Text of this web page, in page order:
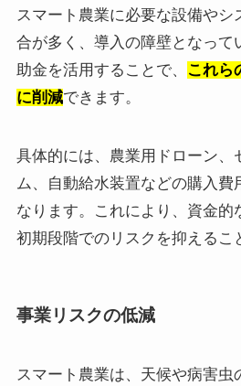
スマート農業に必要な設備や
合が多く、導入の障壁となって
助金を活用することで、
これら
に削減できます。
具体的には、農業用ドローン、
ム、自動給水装置などの購入費
なります。これにより、資金的
初期段階でのリスクを抑えるこ
事業リスクの低減
スマート農業は、天候や病害虫